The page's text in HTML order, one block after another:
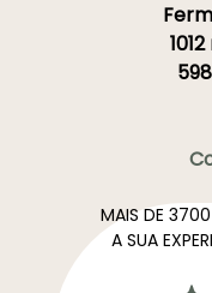
MAIS DE 3700
A SUA